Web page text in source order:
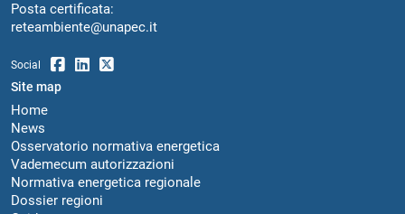
Posta certificata:
reteambiente@unapec.it
Social
Site map
Home
News
Osservatorio normativa energetica
Vademecum autorizzazioni
Normativa energetica regionale
Dossier regioni